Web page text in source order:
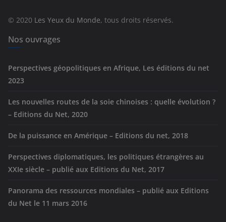
e
s
© 2020 Les Yeux du Monde, tous droits réservés.
Nos ouvrages
Perspectives géopolitiques en Afrique, Les éditions du net
2023
Les nouvelles routes de la soie chinoises : quelle évolution ?
– Editions du Net, 2020
De la puissance en Amérique – Editions du net, 2018
Perspectives diplomatiques, les politiques étrangères au
XXIe siècle – publié aux Editions du Net, 2017
Panorama des ressources mondiales – publié aux Editions
du Net le 11 mars 2016